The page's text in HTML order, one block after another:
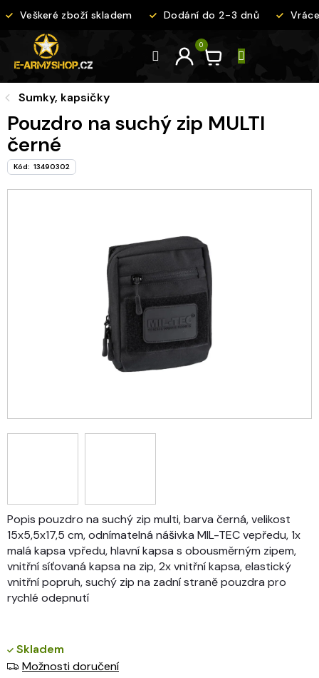
na
Veškeré zboží skladem Dodání do 2-3 dnů
Sumky, kapsičky
Pouzdro na suchý zip MULTI
černé
Kód: 13490302
Popis pouzdro na suchý zip multi, barva černá, velikost
15x5,5x17,5 cm, odnímatelná nášivka MIL-TEC vepředu, 1x
malá kapsa vpředu, hlavní kapsa s obousměrným zipem,
vnitřní síťovaná kapsa na zip, 2x vnitřní kapsa, elastický
vnitřní popruh, suchý zip na zadní straně pouzdra pro
rychlé odepnutí
Skladem
Možnosti doručení